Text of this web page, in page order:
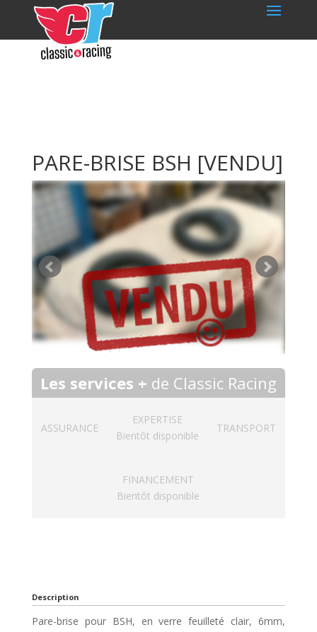
PARE-BRISE BSH [VENDU]
Les services + de Classic Racing
ASSURANCE
EXPERTISE
Bientôt disponible
TRANSPORT
FINANCEMENT
Bientôt disponible
Description
Pare-brise pour BSH, en verre feuilleté clair, 6mm,